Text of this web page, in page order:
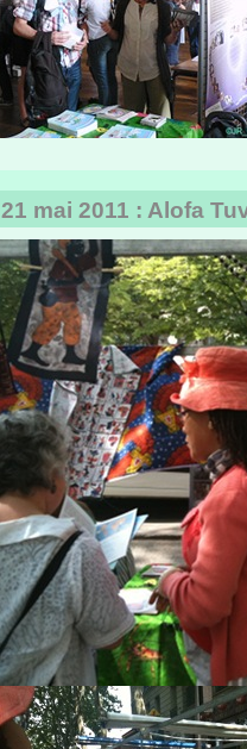
21 mai 2011 : Alofa